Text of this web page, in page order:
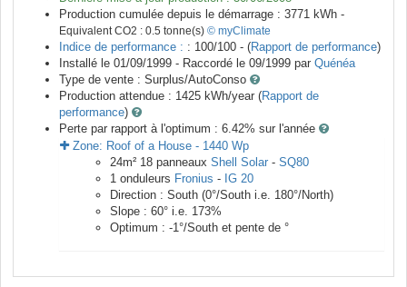
Production cumulée depuis le démarrage : 3771 kWh -
Equivalent CO2 : 0.5 tonne(s) © myClimate
Indice de performance : : 100/100 - (Rapport de performance)
Installé le 01/09/1999 - Raccordé le 09/1999 par Quénéa
Type de vente : Surplus/AutoConso
Production attendue : 1425 kWh/year (Rapport de
performance)
Perte par rapport à l'optimum : 6.42% sur l'année
Zone: Roof of a House - 1440 Wp
24m² 18 panneaux Shell Solar - SQ80
1 onduleurs Fronius - IG 20
Direction : South (0°/South i.e. 180°/North)
Slope : 60° i.e. 173%
Optimum : -1°/South et pente de °